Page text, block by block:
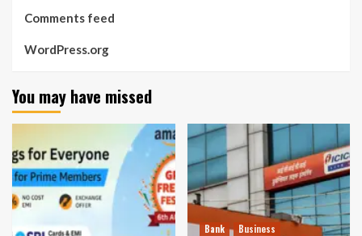
Comments feed
WordPress.org
You may have missed
Bank
Business